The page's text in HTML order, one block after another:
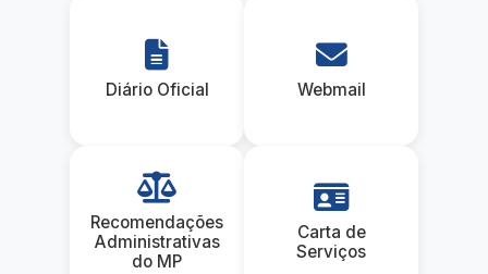
Diário Oficial Webmail
Recomendações
Administrativas
do MP
Carta de
Serviços